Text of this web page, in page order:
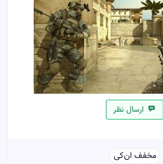
ارسال نظر
مخفف ان‌کی‌‌